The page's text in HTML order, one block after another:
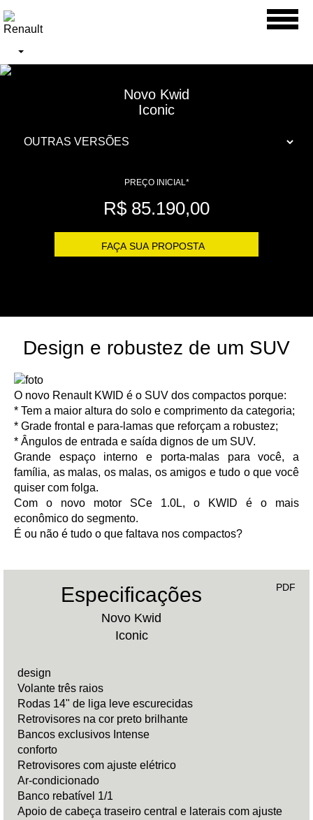
Novo Kwid
Iconic
PREÇO INICIAL*
R$ 85.190,00
FAÇA SUA PROPOSTA
Design e robustez de um SUV
O novo Renault KWID é o SUV dos compactos porque:
* Tem a maior altura do solo e comprimento da categoria;
* Grade frontal e para-lamas que reforçam a robustez;
* Ângulos de entrada e saída dignos de um SUV.
Grande espaço interno e porta-malas para você, a
família, as malas, os malas, os amigos e tudo o que você
quiser com folga.
Com o novo motor SCe 1.0L, o KWID é o mais
econômico do segmento.
É ou não é tudo o que faltava nos compactos?
Especificações
Novo Kwid
Iconic
PDF
design
Volante três raios
Rodas 14" de liga leve escurecidas
Retrovisores na cor preto brilhante
Bancos exclusivos Intense
conforto
Retrovisores com ajuste elétrico
Ar-condicionado
Banco rebatível 1/1
Apoio de cabeça traseiro central e laterais com ajuste